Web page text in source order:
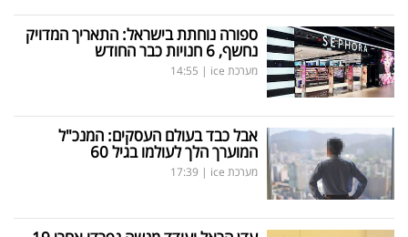
ספורה נוחתת בישראל: התאריך המדויק
נחשף, 6 חנויות כבר החודש
מערכת ice |
14:55
אבל כבד בעולם העסקים: המנכ"ל
המוערך הלך לעולמו בגיל 60
מערכת ice |
17:39